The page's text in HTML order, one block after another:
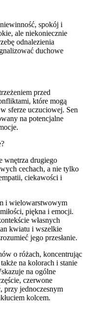
spokój i
ale niekoniecznie
odnalezienia
duchowe
przed
które mogą
sferze uczuciowej. Sen
na potencjalne
wnętrza drugiego
cechach, a nie tylko
ciekawości i
i wielowarstwowym
piękna i emocji.
własnych
kwiatu i wszelkie
jego przesłanie.
o różach, koncentrując
na kolorach i stanie
na ogólne
czerwone
przy jednoczesnym
kolcem.